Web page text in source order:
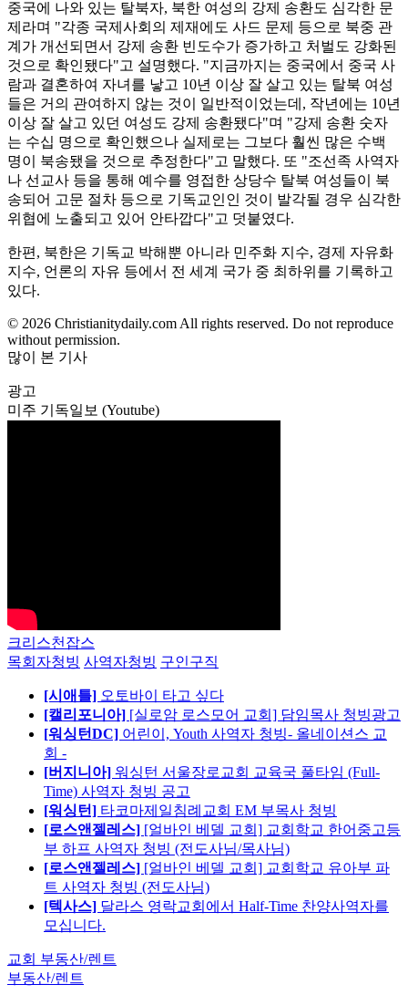
중국에 나와 있는 탈북자, 북한 여성의 강제 송환도 심각한 문
제라며 "각종 국제사회의 제재에도 사드 문제 등으로 북중 관
계가 개선되면서 강제 송환 빈도수가 증가하고 처벌도 강화된
것으로 확인됐다"고 설명했다. "지금까지는 중국에서 중국 사
람과 결혼하여 자녀를 낳고 10년 이상 잘 살고 있는 탈북 여성
들은 거의 관여하지 않는 것이 일반적이었는데, 작년에는 10년
이상 잘 살고 있던 여성도 강제 송환됐다"며 "강제 송환 숫자
는 수십 명으로 확인했으나 실제로는 그보다 훨씬 많은 수백
명이 북송됐을 것으로 추정한다"고 말했다. 또 "조선족 사역자
나 선교사 등을 통해 예수를 영접한 상당수 탈북 여성들이 북
송되어 고문 절차 등으로 기독교인인 것이 발각될 경우 심각한
위협에 노출되고 있어 안타깝다"고 덧붙였다.
한편, 북한은 기독교 박해뿐 아니라 민주화 지수, 경제 자유화
지수, 언론의 자유 등에서 전 세계 국가 중 최하위를 기록하고
있다.
© 2026 Christianitydaily.com All rights reserved. Do not reproduce
without permission.
많이 본 기사
광고
미주 기독일보 (Youtube)
크리스천잡스
목회자청빙 사역자청빙 구인구직
[시애틀] 오토바이 타고 싶다
[캘리포니아] [실로암 로스모어 교회] 담임목사 청빙광고
[워싱턴DC] 어린이, Youth 사역자 청빙- 올네이션스 교
회 -
[버지니아] 워싱턴 서울장로교회 교육국 풀타임 (Full-
Time) 사역자 청빙 공고
[워싱턴] 타코마제일침례교회 EM 부목사 청빙
[로스앤젤레스] [얼바인 베델 교회] 교회학교 한어중고등
부 하프 사역자 청빙 (전도사님/목사님)
[로스앤젤레스] [얼바인 베델 교회] 교회학교 유아부 파
트 사역자 청빙 (전도사님)
[텍사스] 달라스 영락교회에서 Half-Time 찬양사역자를
모십니다.
교회 부동산/렌트
부동산/렌트